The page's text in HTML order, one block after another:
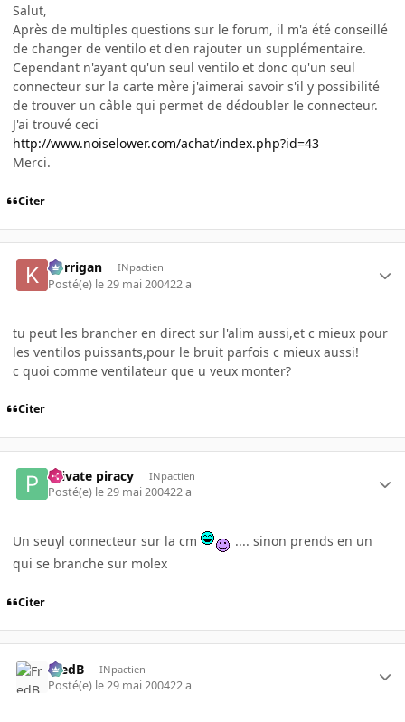
Salut,
Après de multiples questions sur le forum, il m'a été conseillé
de changer de ventilo et d'en rajouter un supplémentaire.
Cependant n'ayant qu'un seul ventilo et donc qu'un seul
connecteur sur la carte mère j'aimerai savoir s'il y possibilité
de trouver un câble qui permet de dédoubler le connecteur.
J'ai trouvé ceci
http://www.noiselower.com/achat/index.php?id=43
Merci.
Citer
korrigan INpactien
Posté(e) le 29 mai 200422 a
tu peut les brancher en direct sur l'alim aussi,et c mieux pour
les ventilos puissants,pour le bruit parfois c mieux aussi!
c quoi comme ventilateur que u veux monter?
Citer
Private piracy INpactien
Posté(e) le 29 mai 200422 a
Un seuyl connecteur sur la cm
.... sinon prends en un
qui se branche sur molex
Citer
FredB INpactien
Posté(e) le 29 mai 200422 a